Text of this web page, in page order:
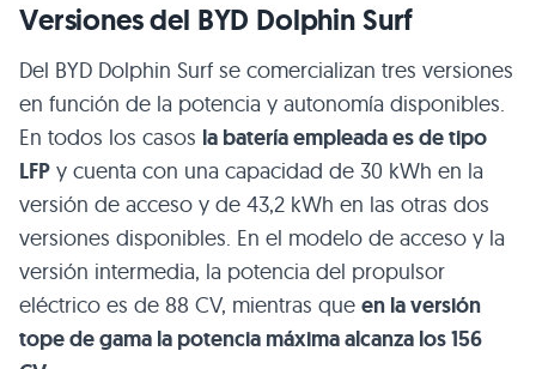
Versiones del BYD Dolphin Surf
Del BYD Dolphin Surf se comercializan tres versiones
en función de la potencia y autonomía disponibles.
En todos los casos la batería empleada es de tipo
LFP y cuenta con una capacidad de 30 kWh en la
versión de acceso y de 43,2 kWh en las otras dos
versiones disponibles. En el modelo de acceso y la
versión intermedia, la potencia del propulsor
eléctrico es de 88 CV, mientras que en la versión
tope de gama la potencia máxima alcanza los 156